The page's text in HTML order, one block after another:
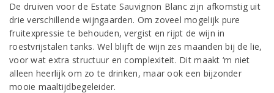
De druiven voor de Estate Sauvignon Blanc zijn afkomstig uit
drie verschillende wijngaarden. Om zoveel mogelijk pure
fruitexpressie te behouden, vergist en rijpt de wijn in
roestvrijstalen tanks. Wel blijft de wijn zes maanden bij de lie,
voor wat extra structuur en complexiteit. Dit maakt ‘m niet
alleen heerlijk om zo te drinken, maar ook een bijzonder
mooie maaltijdbegeleider.